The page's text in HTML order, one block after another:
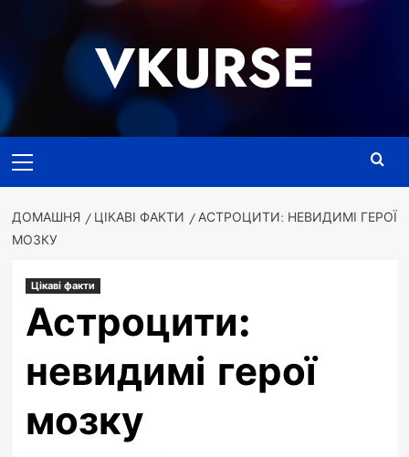
VKURSE
меню
ДОМАШНЯ ЦІКАВІ ФАКТИ
АСТРОЦИТИ: НЕВИДИМІ ГЕРОЇ
МОЗКУ
Цікаві факти
Астроцити:
невидимі герої
мозку